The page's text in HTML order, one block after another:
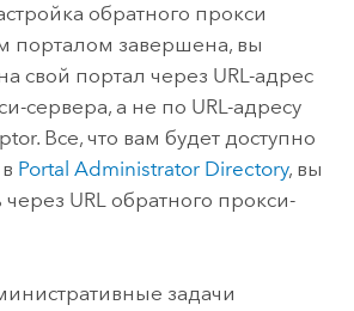
обратного прокси
порталом завершена, вы
свой портал через URL-адрес
сервера, а не по URL-адресу
. Все, что вам будет доступно
Portal Administrator Directory, вы
через URL обратного прокси-
задачи